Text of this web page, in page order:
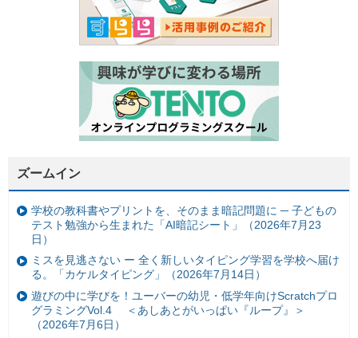
ズームイン
学校の教科書やプリントを、そのまま暗記問題に ─ 子どもの
テスト勉強から生まれた「AI暗記シート」（2026年7月23
日）
ミスを見逃さない ー 全く新しいタイピング学習を学校へ届け
る。「カケルタイピング」（2026年7月14日）
遊びの中に学びを！ユーバーの幼児・低学年向けScratchプロ
グラミングVol.4 ＜あしあとがいっぱい『ループ』＞
（2026年7月6日）